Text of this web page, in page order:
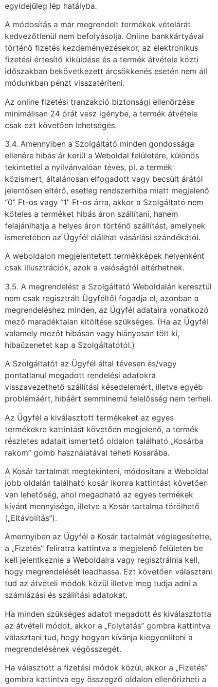
egyidejűleg lép hatályba.
A módosítás a már megrendelt termékek vételárát
kedvezőtlenül nem befolyásolja. Online bankkártyával
történő fizetés kezdeményezésekor, az elektronikus
fizetési értesítő kiküldése és a termék átvétele közti
időszakban bekövetkezett árcsökkenés esetén nem áll
módunkban pénzt visszatéríteni.
Az online fizetési tranzakció biztonsági ellenőrzése
minimálisan 24 órát vesz igénybe, a termék átvétele
csak ezt követően lehetséges.
3.4. Amennyiben a Szolgáltató minden gondossága
ellenére hibás ár kerül a Weboldal felületére, különös
tekintettel a nyilvánvalóan téves, pl. a termék
közismert, általánosan elfogadott vagy becsült árától
jelentősen eltérő, esetleg rendszerhiba miatt megjelenő
“0” Ft-os vagy “1” Ft-os árra, akkor a Szolgáltató nem
köteles a terméket hibás áron szállítani, hanem
felajánlhatja a helyes áron történő szállítást, amelynek
ismeretében az Ügyfél elállhat vásárlási szándékától.
A weboldalon megjelentetett termékképek helyenként
csak illusztrációk, azok a valóságtól eltérhetnek.
3.5. A megrendelést a Szolgáltató Weboldalán keresztül
nem csak regisztrált Ügyféltől fogadja el, azonban a
megrendeléshez minden, az Ügyfél adataira vonatkozó
mező maradéktalan kitöltése szükséges. (Ha az Ügyfél
valamely mezőt hibásan vagy hiányosan tölt ki,
hibaüzenetet kap a Szolgáltatótól.)
A Szolgáltatót az Ügyfél által tévesen és/vagy
pontatlanul megadott rendelési adatokra
visszavezethető szállítási késedelemért, illetve egyéb
problémáért, hibáért semminemű felelősség nem terheli.
Az Ügyfél a kiválasztott termékeket az egyes
termékekre kattintást követően megjelenő, a termék
részletes adatait ismertető oldalon található „Kosárba
rakom” gomb használatával teheti Kosarába.
A Kosár tartalmát megtekinteni, módosítani a Weboldal
jobb oldalán található kosár ikonra kattintást követően
van lehetőség, ahol megadható az egyes termékek
kívánt mennyisége, illetve a Kosár tartalma törölhető
(„Eltávolítás”).
Amennyiben az Ügyfél a Kosár tartalmát véglegesítette,
a „Fizetés” feliratra kattintva a megjelenő felületen be
kell jelentkeznie a Weboldalra vagy regisztrálnia kell,
hogy megrendelését leadhassa. Ezt követően választani
tud az átvételi módok közül illetve meg tudja adni a
számlázási és szállítási adatokat.
Ha minden szükséges adatot megadott és kiválasztotta
az átvételi módot, akkor a „Folytatás” gombra kattintva
választani tud, hogy hogyan kívánja kiegyenlíteni a
megrendelésének végösszegét.
Ha választott a fizetési módok közül, akkor a „Fizetés”
gombra kattintva egy összegző oldalon ellenőrizheti a